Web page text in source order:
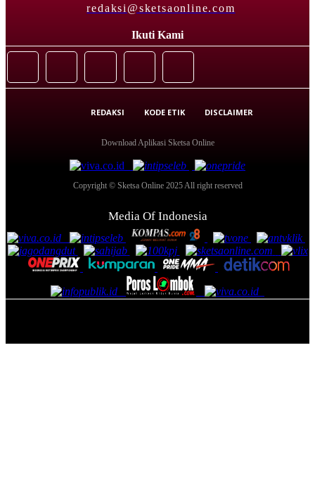
redaksi@sketsaonline.com
Ikuti Kami
REDAKSI KODE ETIK DISCLAIMER
Download Aplikasi Sketsa Online
Copyright © Sketsa Online 2025 All right reserved
Media Of Indonesia